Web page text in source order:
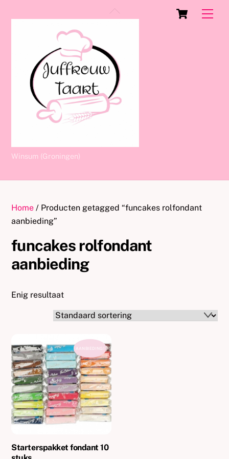
Cart
Winsum (Groningen)
Home / Producten getagged “funcakes rolfondant
aanbieding”
funcakes rolfondant
aanbieding
Enig resultaat
AANBIEDING!
Starterspakket fondant 10
To